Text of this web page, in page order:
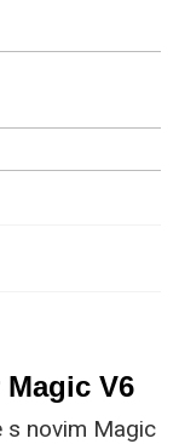
V6
s novim Magic